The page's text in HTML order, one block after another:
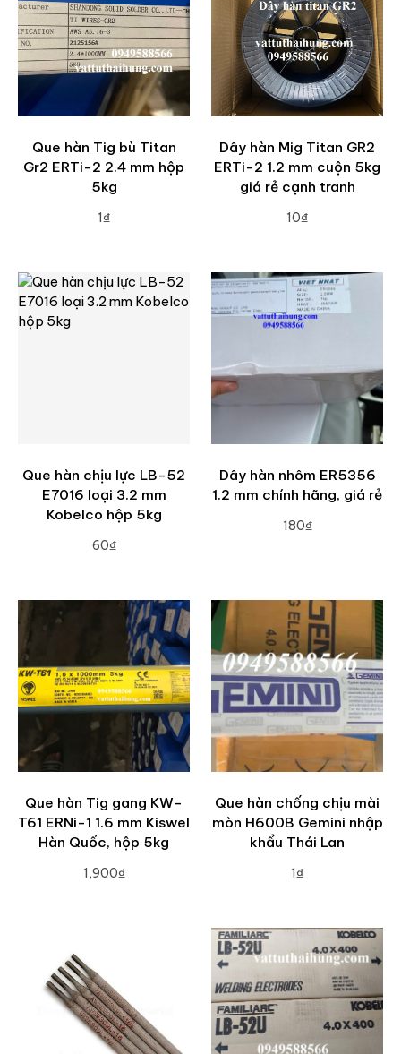
Que hàn Tig bù Titan
Gr2 ERTi-2 2.4 mm hộp
5kg
1₫
Dây hàn Mig Titan GR2
ERTi-2 1.2 mm cuộn 5kg
giá rẻ cạnh tranh
10₫
Que hàn chịu lực LB-52
E7016 loại 3.2 mm
Kobelco hộp 5kg
60₫
Dây hàn nhôm ER5356
1.2 mm chính hãng, giá rẻ
180₫
Que hàn Tig gang KW-
T61 ERNi-1 1.6 mm Kiswel
Hàn Quốc, hộp 5kg
1,900₫
Que hàn chống chịu mài
mòn H600B Gemini nhập
khẩu Thái Lan
1₫